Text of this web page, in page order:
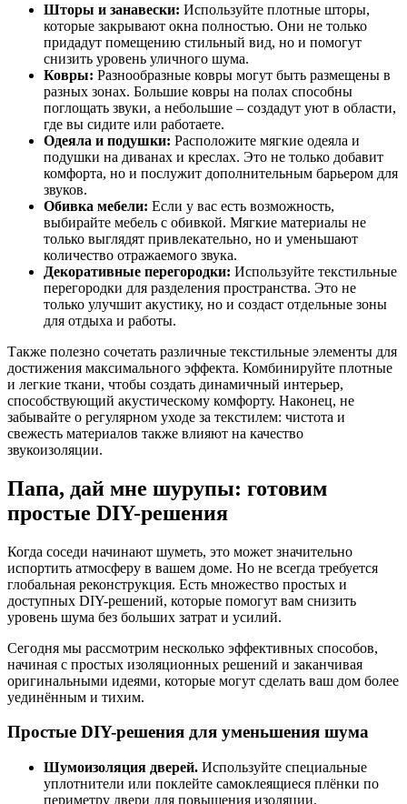
Шторы и занавески: Используйте плотные шторы,
которые закрывают окна полностью. Они не только
придадут помещению стильный вид, но и помогут
снизить уровень уличного шума.
Ковры: Разнообразные ковры могут быть размещены в
разных зонах. Большие ковры на полах способны
поглощать звуки, а небольшие – создадут уют в области,
где вы сидите или работаете.
Одеяла и подушки: Расположите мягкие одеяла и
подушки на диванах и креслах. Это не только добавит
комфорта, но и послужит дополнительным барьером для
звуков.
Обивка мебели: Если у вас есть возможность,
выбирайте мебель с обивкой. Мягкие материалы не
только выглядят привлекательно, но и уменьшают
количество отражаемого звука.
Декоративные перегородки: Используйте текстильные
перегородки для разделения пространства. Это не
только улучшит акустику, но и создаст отдельные зоны
для отдыха и работы.
Также полезно сочетать различные текстильные элементы для
достижения максимального эффекта. Комбинируйте плотные
и легкие ткани, чтобы создать динамичный интерьер,
способствующий акустическому комфорту. Наконец, не
забывайте о регулярном уходе за текстилем: чистота и
свежесть материалов также влияют на качество
звукоизоляции.
Папа, дай мне шурупы: готовим
простые DIY-решения
Когда соседи начинают шуметь, это может значительно
испортить атмосферу в вашем доме. Но не всегда требуется
глобальная реконструкция. Есть множество простых и
доступных DIY-решений, которые помогут вам снизить
уровень шума без больших затрат и усилий.
Сегодня мы рассмотрим несколько эффективных способов,
начиная с простых изоляционных решений и заканчивая
оригинальными идеями, которые могут сделать ваш дом более
уединённым и тихим.
Простые DIY-решения для уменьшения шума
Шумоизоляция дверей. Используйте специальные
уплотнители или поклейте самоклеящиеся плёнки по
периметру двери для повышения изоляции.